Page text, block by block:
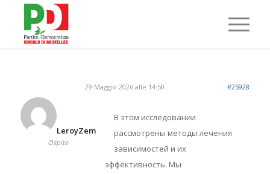
29 Maggio 2026 alle 14:50 #25928
LeroyZem
Ospite
В этом исследовании
рассмотрены методы лечения
зависимостей и их
эффективность. Мы